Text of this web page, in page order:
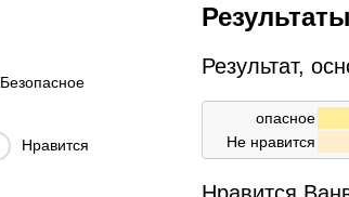
Безопасное
Нравится
Результаты
Результат,
опасное
Не нравится
Нравится